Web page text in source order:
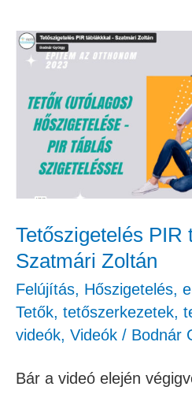
Tetőszigetelés PIR
Szatmári Zoltán
Felújítás, Hőszigetelés,
Tetők, tetőszerkezetek,
videók, Videók / Bodnár
Bár a videó elején
Tetőszigetelés
PIR
táblákkkal
Szatmári
Zoltán